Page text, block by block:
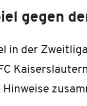
gegen
in der